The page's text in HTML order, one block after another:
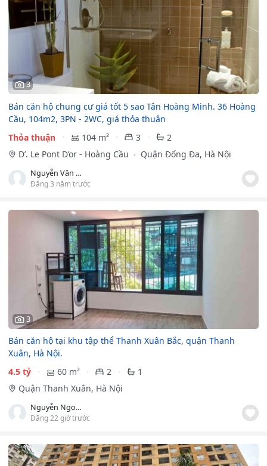
3
Bán căn hộ chung cư giá tốt 5 sao Tân Hoàng Minh. 36 Hoàng
Cầu, 104m2, 3PN - 2WC, giá thỏa thuận
Thỏa thuận
104 m² 3
2
D’. Le Pont D’or - Hoàng Cầu
Quận Đống Đa, Hà Nội
Nguyễn Văn Nam
Đăng 3 năm trước
3
Bán căn hộ tại khu tập thể Thanh Xuân Bắc, quận Thanh
Xuân, Hà Nội.
4.5 tỷ
60 m² 2
1
Quận Thanh Xuân, Hà Nội
Nguyễn Ngọc Sơn
Đăng 22 giờ trước